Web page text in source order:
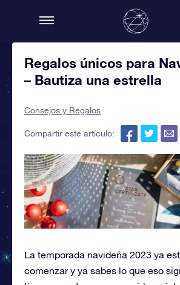
Regalos únicos para
– Bautiza una estrella
Consejos y Regalos
Compartir este artículo:
La temporada navideña 2023 ya
comenzar y ya sabes lo que eso